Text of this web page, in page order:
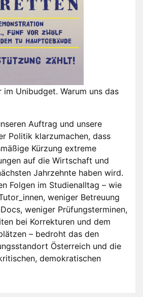
im Unibudget. Warum uns das
Auftrag und unsere
Politik klarzumachen, dass
Kürzung extreme
auf die Wirtschaft und
Jahrzehnte haben wird.
Folgen im Studienalltag – wie
weniger Betreuung
weniger Prüfungsterminen,
bei Korrekturen und dem
– bedroht das den
Österreich und die
demokratischen